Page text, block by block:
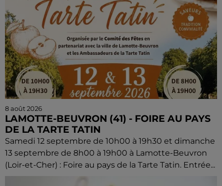
8 août 2026
LAMOTTE-BEUVRON (41) - FOIRE AU PAYS
DE LA TARTE TATIN
Samedi 12 septembre de 10h00 à 19h30 et dimanche
13 septembre de 8h00 à 19h00 à Lamotte-Beuvron
(Loir-et-Cher) : Foire au pays de la Tarte Tatin. Entrée...